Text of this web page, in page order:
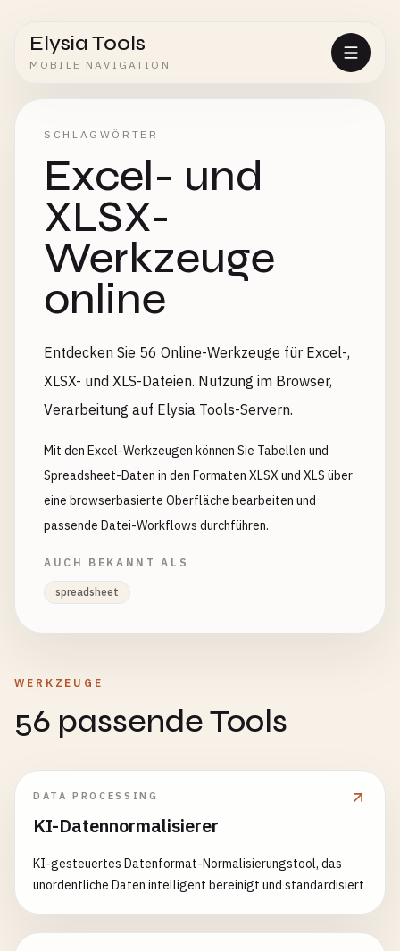
Elysia Tools
MOBILE NAVIGATION
SCHLAGWÖRTER
Excel- und
XLSX-
Werkzeuge
online
Entdecken Sie 56 Online-Werkzeuge für Excel-,
XLSX- und XLS-Dateien. Nutzung im Browser,
Verarbeitung auf Elysia Tools-Servern.
Mit den Excel-Werkzeugen können Sie Tabellen und
Spreadsheet-Daten in den Formaten XLSX und XLS über
eine browserbasierte Oberfläche bearbeiten und
passende Datei-Workflows durchführen.
AUCH BEKANNT ALS
spreadsheet
WERKZEUGE
56 passende Tools
DATA PROCESSING
KI-Datennormalisierer
KI-gesteuertes Datenformat-Normalisierungstool, das
unordentliche Daten intelligent bereinigt und standardisiert